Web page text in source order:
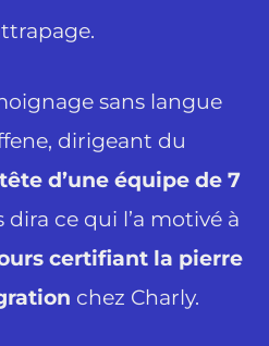
sans langue
dirigeant du
d’une équipe de 7
dira ce qui l’a motivé à
certifiant la pierre
chez Charly.